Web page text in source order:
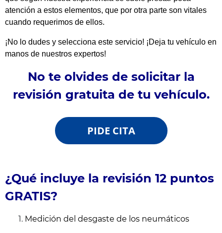
atención a estos elementos, que por otra parte son vitales
cuando requerimos de ellos.
¡No lo dudes y selecciona este servicio! ¡Deja tu vehículo en
manos de nuestros expertos!
No te olvides de solicitar la
revisión gratuita de tu vehículo.
PIDE CITA
¿Qué incluye la revisión 12 puntos
GRATIS?
Medición del desgaste de los neumáticos